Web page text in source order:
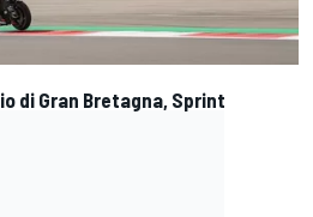
di Gran Bretagna, Sprint